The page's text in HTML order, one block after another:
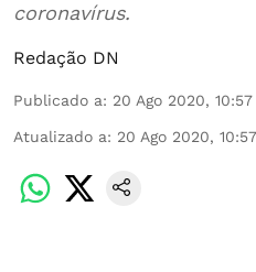
coronavírus.
Redação DN
Publicado a: 20 Ago 2020, 10:57
Atualizado a: 20 Ago 2020, 10:57